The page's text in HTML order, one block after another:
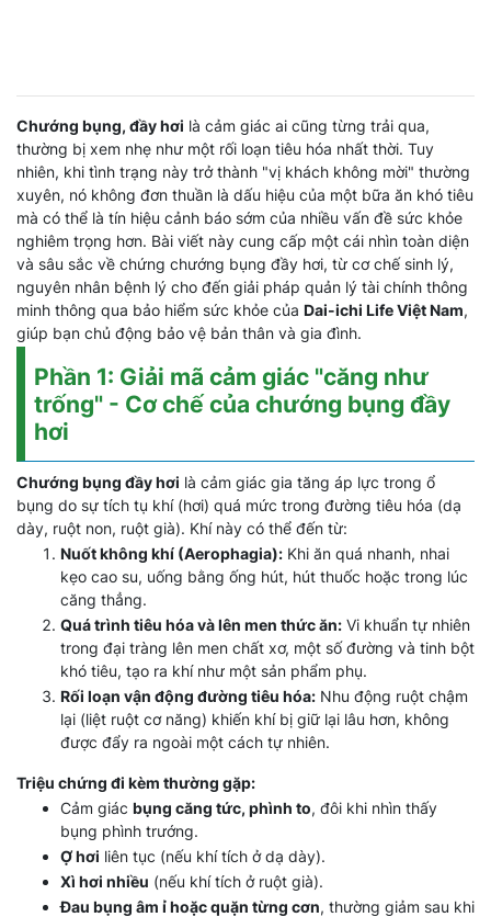
Chướng bụng, đầy hơi là cảm giác ai cũng từng trải qua,
thường bị xem nhẹ như một rối loạn tiêu hóa nhất thời. Tuy
nhiên, khi tình trạng này trở thành "vị khách không mời" thường
xuyên, nó không đơn thuần là dấu hiệu của một bữa ăn khó tiêu
mà có thể là tín hiệu cảnh báo sớm của nhiều vấn đề sức khỏe
nghiêm trọng hơn. Bài viết này cung cấp một cái nhìn toàn diện
và sâu sắc về chứng chướng bụng đầy hơi, từ cơ chế sinh lý,
nguyên nhân bệnh lý cho đến giải pháp quản lý tài chính thông
minh thông qua bảo hiểm sức khỏe của Dai-ichi Life Việt Nam,
giúp bạn chủ động bảo vệ bản thân và gia đình.
Phần 1: Giải mã cảm giác "căng như
trống" - Cơ chế của chướng bụng đầy
hơi
Chướng bụng đầy hơi là cảm giác gia tăng áp lực trong ổ
bụng do sự tích tụ khí (hơi) quá mức trong đường tiêu hóa (dạ
dày, ruột non, ruột già). Khí này có thể đến từ:
Nuốt không khí (Aerophagia): Khi ăn quá nhanh, nhai
kẹo cao su, uống bằng ống hút, hút thuốc hoặc trong lúc
căng thẳng.
Quá trình tiêu hóa và lên men thức ăn: Vi khuẩn tự nhiên
trong đại tràng lên men chất xơ, một số đường và tinh bột
khó tiêu, tạo ra khí như một sản phẩm phụ.
Rối loạn vận động đường tiêu hóa: Nhu động ruột chậm
lại (liệt ruột cơ năng) khiến khí bị giữ lại lâu hơn, không
được đẩy ra ngoài một cách tự nhiên.
Triệu chứng đi kèm thường gặp:
Cảm giác bụng căng tức, phình to, đôi khi nhìn thấy
bụng phình trướng.
Ợ hơi liên tục (nếu khí tích ở dạ dày).
Xì hơi nhiều (nếu khí tích ở ruột già).
Đau bụng âm ỉ hoặc quặn từng cơn, thường giảm sau khi